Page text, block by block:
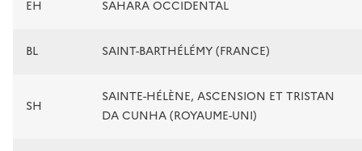
EH SAHARA OCCIDENTAL
BL SAINT-BARTHÉLÉMY (FRANCE)
SH
SAINTE-HÉLÈNE, ASCENSION ET TRISTAN
DA CUNHA (ROYAUME-UNI)